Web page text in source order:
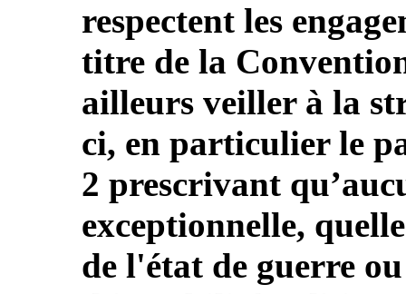
respectent les
titre de la
ailleurs veiller à la
ci, en particulier le
2 prescrivant
exceptionnelle,
de l'état de guerre